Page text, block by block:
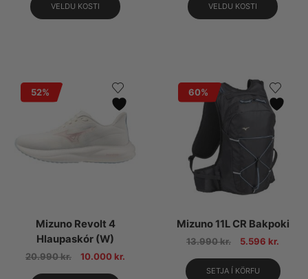
VELDU KOSTI VELDU KOSTI
52%
Mizuno Revolt 4
Hlaupaskór (W)
20.990kr. 10.000 kr.
60%
Mizuno 11L CR Bakpoki
13.990kr. 5.596 kr.
SETJA Í KÖRFU